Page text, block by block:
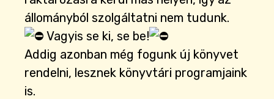
állományból szolgáltatni nem tudunk.
Vagyis se ki, se be!
Addig azonban még fogunk új könyvet
rendelni, lesznek könyvtári programjaink
is.